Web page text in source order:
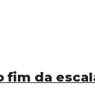
da